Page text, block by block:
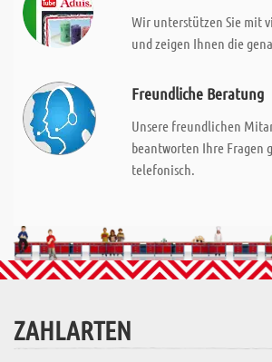
Wir unterstützen Sie mit
und zeigen Ihnen die
Freundliche Beratung
Unsere freundlichen
beantworten Ihre Fragen
telefonisch.
ZAHLARTEN